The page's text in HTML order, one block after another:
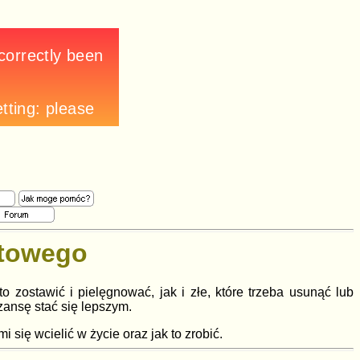
zostawić i pielęgnować, jak i złe, które trzeba usunąć lub
stać się lepszym.
się wcielić w życie oraz jak to zrobić.